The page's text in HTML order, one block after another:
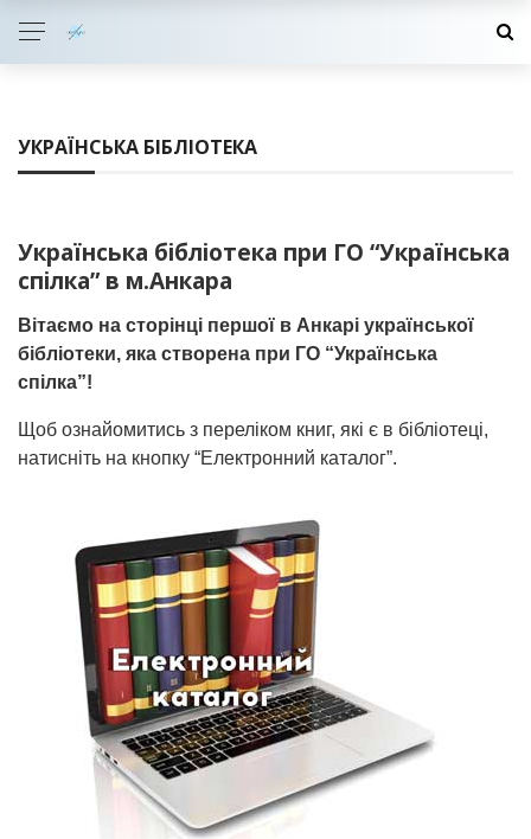
УКРАЇНСЬКА БІБЛІОТЕКА
Українська бібліотека при ГО “Українська
спілка” в м.Анкара
Вітаємо на сторінці першої в Анкарі української
бібліотеки, яка створена при ГО “Українська
спілка”!
Щоб ознайомитись з переліком книг, які є в бібліотеці,
натисніть на кнопку “Електронний каталог”.